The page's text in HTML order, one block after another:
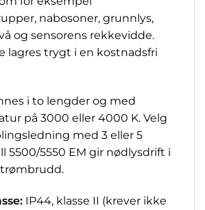
nabosoner, grunnlys,
og sensorens rekkevidde.
lagres trygt i en kostnadsfri
i to lengder og med
på 3000 eller 4000 K. Velg
med 3 eller 5
5500/5550 EM gir nødlysdrift i
IP44, klasse II (krever ikke